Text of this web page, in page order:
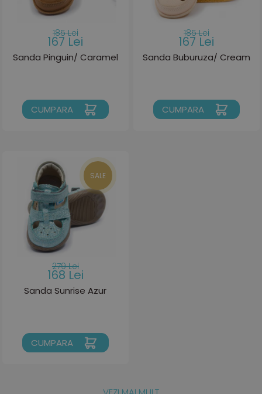
185 Lei
167 Lei
Sanda Pinguin/ Caramel
CUMPARA
185 Lei
167 Lei
Sanda Buburuza/ Cream
CUMPARA
SALE
279 Lei
168 Lei
Sanda Sunrise Azur
CUMPARA